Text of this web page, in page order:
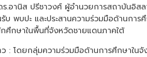
.อานิส ปรีชาวงศ์ ผู้อำนวยการสถาบันอิส
บ พบปะ และประสานความร่วมมือด้านกา
ศึกษาในพื้นที่จังหวัดชายแดนภาคใต้
: โดยกลุ่มความร่วมมือด้านการศึกษาใน